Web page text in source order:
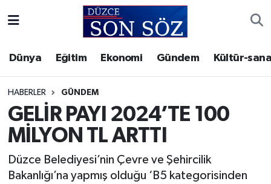
Dünya Eğitim Ekonomi Gündem Kültür-
HABERLER GÜNDEM
GELİR PAYI 2024’TE 100
MİLYON TL ARTTI
Düzce Belediyesi’nin Çevre ve Şehircilik
Bakanlığı’na yapmış olduğu ‘B5 kategorisinden
Gizlilik Sözleşmesi
İletişim
Künye
Video Galeri
Akçakoca Hava Durumu
Akçakoca Trafik Yoğunluk Haritası
Süper Lig Puan Durumu ve Fikstür
Tüm Manşetler